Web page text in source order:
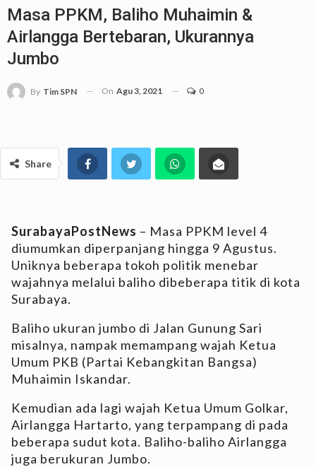
Masa PPKM, Baliho Muhaimin &
Airlangga Bertebaran, Ukurannya
Jumbo
By Tim SPN On Agu 3, 2021 0
Share
SurabayaPostNews – Masa PPKM level 4
diumumkan diperpanjang hingga 9 Agustus.
Uniknya beberapa tokoh politik menebar
wajahnya melalui baliho dibeberapa titik di kota
Surabaya.
Baliho ukuran jumbo di Jalan Gunung Sari
misalnya, nampak memampang wajah Ketua
Umum PKB (Partai Kebangkitan Bangsa)
Muhaimin Iskandar.
Kemudian ada lagi wajah Ketua Umum Golkar,
Airlangga Hartarto, yang terpampang di pada
beberapa sudut kota. Baliho-baliho Airlangga
juga berukuran Jumbo.